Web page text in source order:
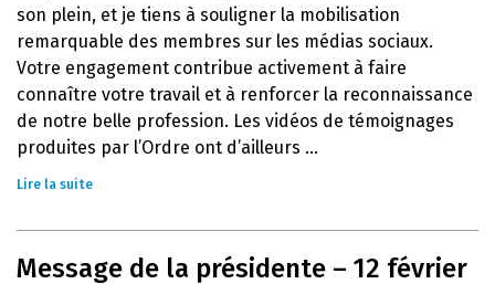
son plein, et je tiens à souligner la mobilisation
remarquable des membres sur les médias sociaux.
Votre engagement contribue activement à faire
connaître votre travail et à renforcer la reconnaissance
de notre belle profession. Les vidéos de témoignages
produites par l’Ordre ont d’ailleurs ...
Lire la suite
Message de la présidente – 12 février